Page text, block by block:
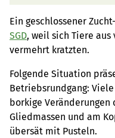
Ein geschlossener
SGD, weil sich Tiere
vermehrt kratzten.
Folgende Situation
Betriebsrundgang:
borkige
Gliedmassen und am
übersät mit Pusteln.